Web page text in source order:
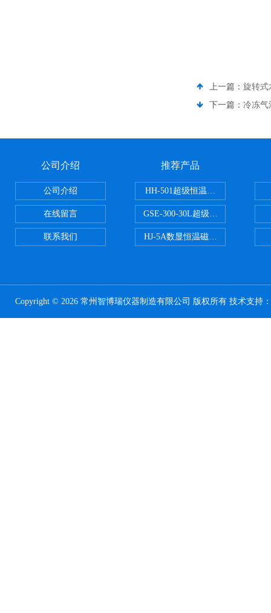
上一篇： 旋转式
下一篇： 冷冻气
公司介绍
公司介绍
在线留言
联系我们
推荐产品
HH-501超级恒温水浴
GSE-300-30L超级循环恒温油浴锅
HJ-5A数显恒温磁力搅拌器
Copyright © 2026 常州智博瑞仪器制造有限公司 版权所有 技术支持：